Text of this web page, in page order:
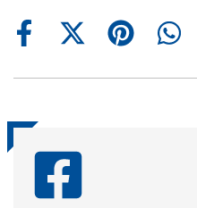
Share
Share
(Twitter)
Share
Share